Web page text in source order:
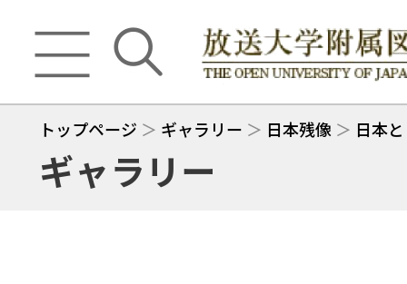
トップページ ＞ ギャラリー ＞ 日本残像 ＞ 日本
ギャラリー